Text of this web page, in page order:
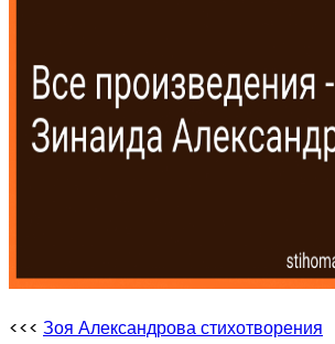
<<< Зоя Александрова стихотворения